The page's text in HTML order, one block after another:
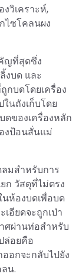
วิเคราะห์,
ไซโคลนผง
ญที่สุดซึ่ง
งบด และ
กบดโดยเครื่อง
นถังเก็บโดย
ดของเครื่องหลัก
งป้อนสั่นแม่
มสำหรับการ
ก วัสดุที่ไม่ตรง
ห้องบดเพื่อบด
อียดจะถูกเป่า
ศผ่านท่อสำหรับ
ล่อยคือ
อกจะกลับไปยัง
น.